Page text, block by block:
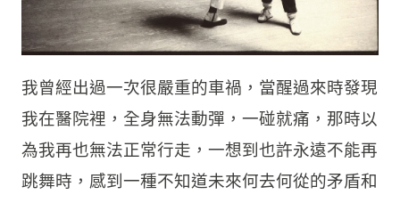
我曾經出過一次很嚴重的車禍，當醒過來時發現
我在醫院裡，全身無法動彈，一碰就痛，那時以
為我再也無法正常行走，一想到也許永遠不能再
跳舞時，感到一種不知道未來何去何從的矛盾和